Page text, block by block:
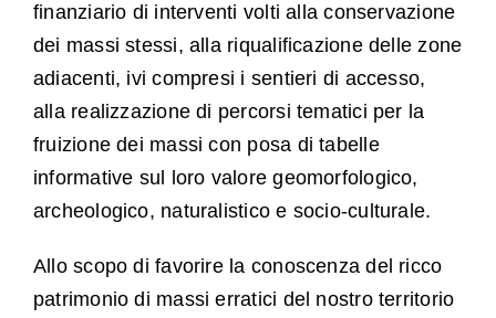
finanziario di interventi volti alla conservazione
dei massi stessi, alla riqualificazione delle zone
adiacenti, ivi compresi i sentieri di accesso,
alla realizzazione di percorsi tematici per la
fruizione dei massi con posa di tabelle
informative sul loro valore geomorfologico,
archeologico, naturalistico e socio-culturale.
Allo scopo di favorire la conoscenza del ricco
patrimonio di massi erratici del nostro territorio